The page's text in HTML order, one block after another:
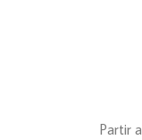
Partir